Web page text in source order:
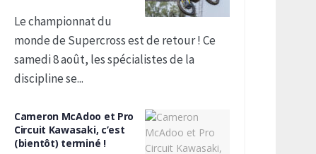
Le championnat du
monde de Supercross est de retour ! Ce
samedi 8 août, les spécialistes de la
discipline se...
Cameron McAdoo et Pro
Circuit Kawasaki, c’est
(bientôt) terminé !